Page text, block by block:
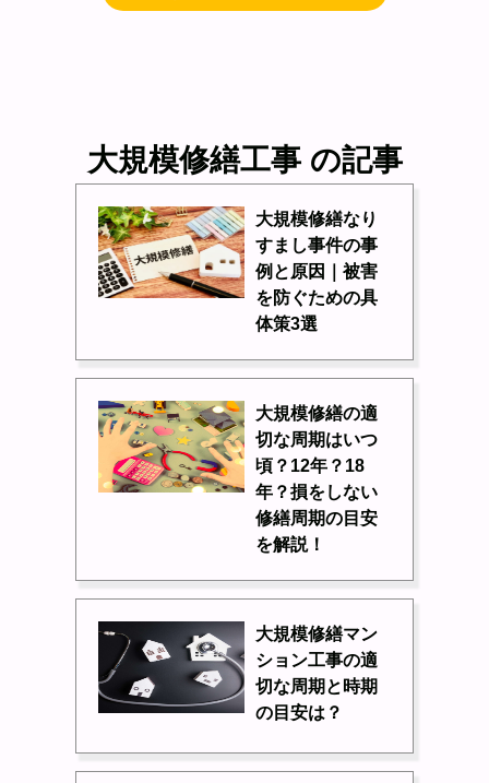
大規模修繕工事 の記事
大規模修繕なり
すまし事件の事
例と原因｜被害
を防ぐための具
体策3選
大規模修繕の適
切な周期はいつ
頃？12年？18
年？損をしない
修繕周期の目安
を解説！
大規模修繕マン
ション工事の適
切な周期と時期
の目安は？